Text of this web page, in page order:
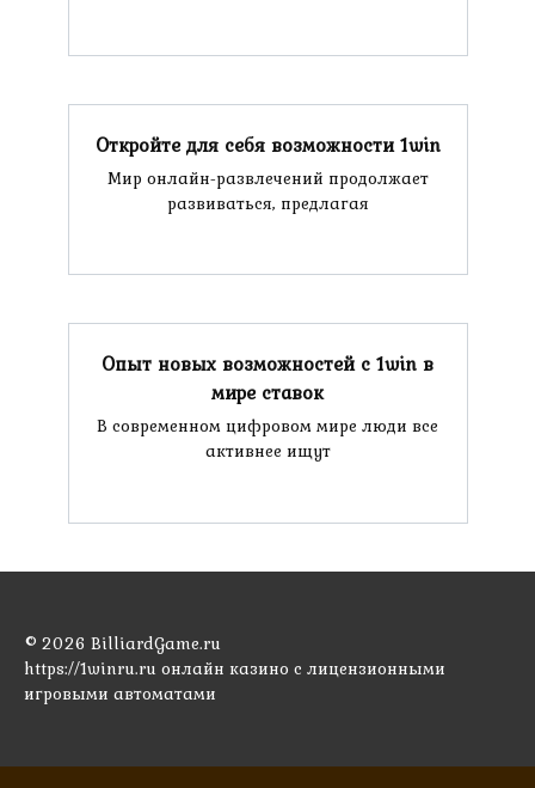
Откройте для себя возможности 1win
Мир онлайн-развлечений продолжает
развиваться, предлагая
Опыт новых возможностей с 1win в
мире ставок
В современном цифровом мире люди все
активнее ищут
© 2026 BilliardGame.ru
https://1winru.ru онлайн казино с лицензионными
игровыми автоматами